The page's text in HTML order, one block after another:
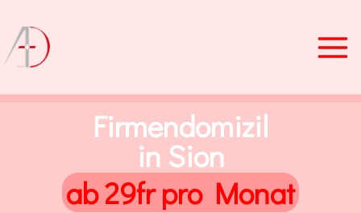
Inhalt
springen
Firmendomizil
in Sion
ab 29fr pro Monat